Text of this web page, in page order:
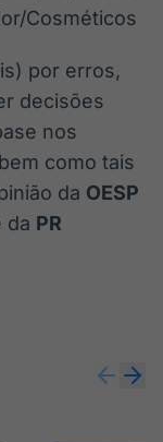
Cosméticos
por erros,
decisões
nos
como tais
da OESP
da PR